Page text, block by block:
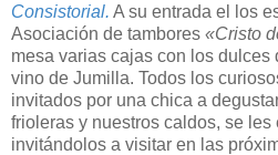
Consistorial. A su entrada el los
Asociación de tambores «Cristo
mesa varias cajas con los dulces
vino de Jumilla. Todos los
invitados por una chica a
frioleras y nuestros caldos, se
invitándolos a visitar en las